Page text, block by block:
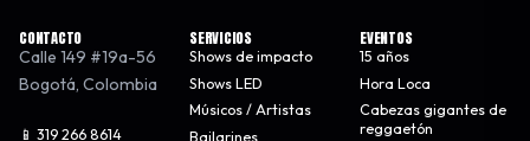
CONTACTO
Calle 149 #19a-56
Bogotá, Colombia
📱 319 266 8614
SERVICIOS
Shows de impacto
Shows LED
Músicos / Artistas
Bailarines
EVENTOS
15 años
Hora Loca
Cabezas gigantes de
reggaetón